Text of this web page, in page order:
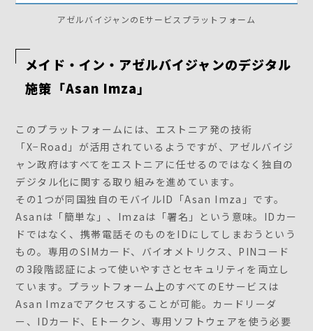
アゼルバイジャンのEサービスプラットフォーム
メイド・イン・アゼルバイジャンのデジタル
施策「Asan Imza」
このプラットフォームには、エストニア発の技術
「X−Road」が活用されているようですが、アゼルバイジ
ャン政府はすべてをエストニアに任せるのではなく独自の
デジタル化に関する取り組みを進めています。
その1つが同国独自のモバイルID「Asan Imza」です。
Asanは「簡単な」、Imzaは「署名」という意味。IDカー
ドではなく、携帯電話そのものをIDにしてしまおうという
もの。専用のSIMカード、バイオメトリクス、PINコード
の3段階認証によって使いやすさとセキュリティを両立し
ています。プラットフォーム上のすべてのEサービスは
Asan Imzaでアクセスすることが可能。カードリーダ
ー、IDカード、Eトークン、専用ソフトウェアを使う必要